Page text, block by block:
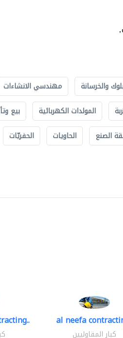
والخرسانة مهندسي الانشاءات
المولدات الكهربائية بيع
الصنع الحاويات الحفريّات
al neefa
كبار المقاوليين